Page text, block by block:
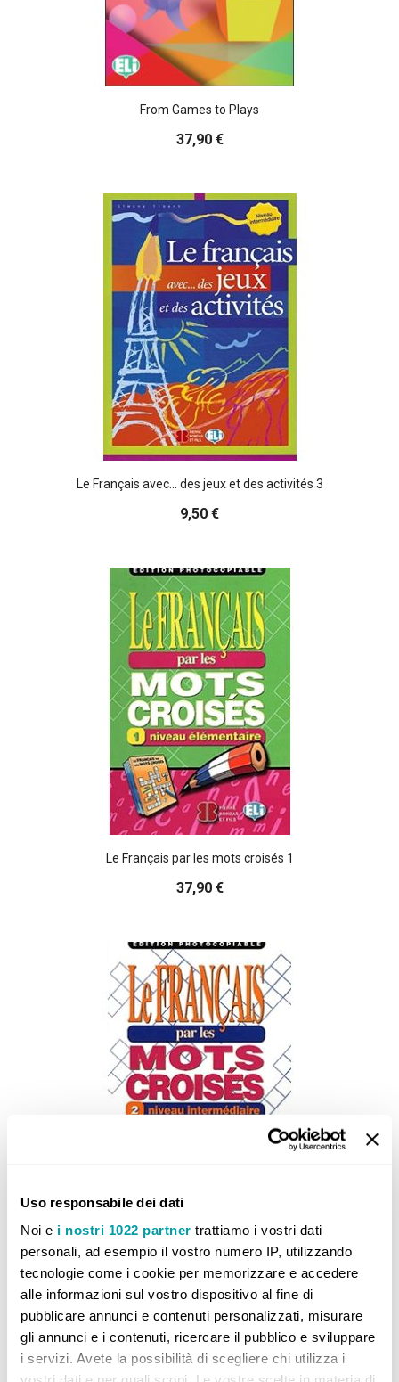
Uso responsabile dei dati
Noi e i nostri 1022 partner trattiamo i vostri dati
personali, ad esempio il vostro numero IP, utilizzando
tecnologie come i cookie per memorizzare e accedere
alle informazioni sul vostro dispositivo al fine di
pubblicare annunci e contenuti personalizzati, misurare
gli annunci e i contenuti, ricercare il pubblico e sviluppare
i servizi. Avete la possibilità di scegliere chi utilizza i
From Games to Plays
37,90 €
Le Français avec... des jeux et des activités 3
9,50 €
Le Français par les mots croisés 1
37,90 €
Le Français par les mots croisés 2
37,90 €